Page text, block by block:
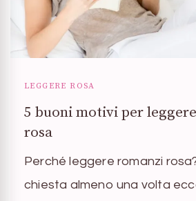
LEGGERE ROSA
5 buoni motivi per
rosa
Perché leggere romanzi
chiesta almeno una volta